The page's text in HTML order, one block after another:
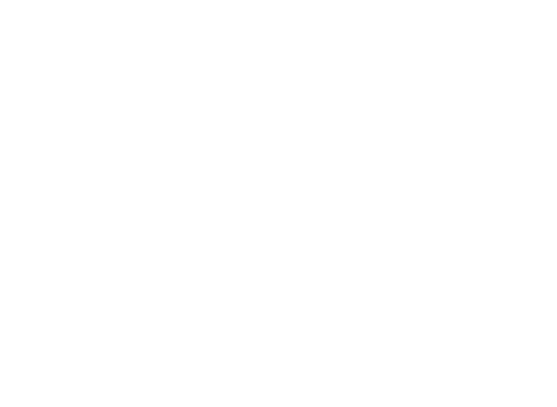
para transformar los servicios financieros? En esta mesa redonda de MERGE
Shakers y Giza debaten la infraestructura necesaria, el comercio agentic (agentes
“bancables”, la fragmentación de DeFi y la gobernanza para que todo esto funcione
de datos, TPS y cómo escalar para un mundo de agentes
qué cripto es el raíl de pago para que los agentes se paguen entre sí